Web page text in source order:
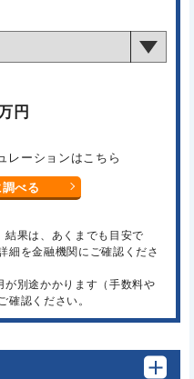
円
レーションはこちら
べる
果は、あくまでも目安で
細を金融機関にご確認くださ
別途かかります（手数料や
確認ください。